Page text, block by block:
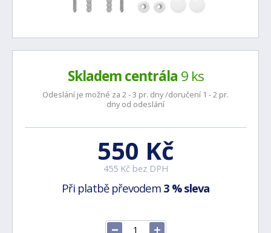
Skladem centrála 9 ks
Odeslání je možné za 2 - 3 pr. dny /doručení 1 - 2 pr.
dny od odeslání
550 Kč
455 Kč bez DPH
Při platbě převodem 3 % sleva